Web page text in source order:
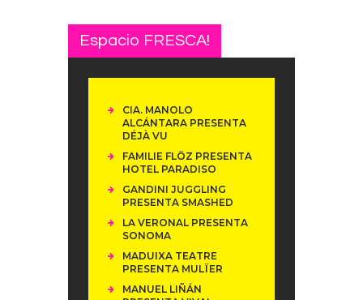
Espacio FRESCA!
CIA. MANOLO
ALCÁNTARA PRESENTA
DÉJÀ VU
FAMILIE FLÖZ PRESENTA
HOTEL PARADISO
GANDINI JUGGLING
PRESENTA SMASHED
LA VERONAL PRESENTA
SONOMA
MADUIXA TEATRE
PRESENTA MULÏER
MANUEL LIÑÁN